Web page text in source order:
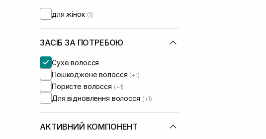
для жінок (1)
ЗАСІБ ЗА ПОТРЕБОЮ
Сухе волосся
Пошкоджене волосся (+1)
Пористе волосся (+1)
Для відновлення волосся (+1)
АКТИВНИЙ КОМПОНЕНТ